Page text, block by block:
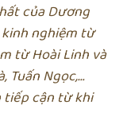
của Dương
kinh nghiệm từ
từ Hoài Linh và
Tuấn Ngọc,…
tiếp cận từ khi